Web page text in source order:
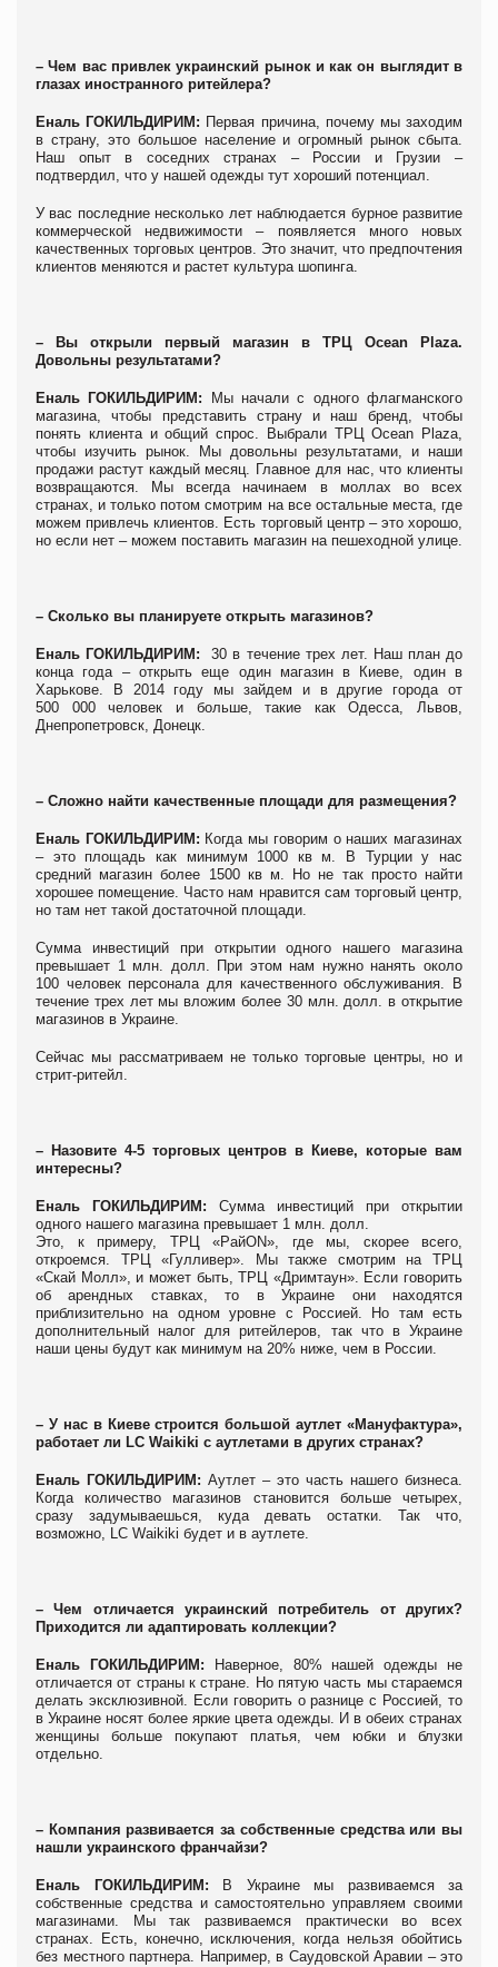
– Чем вас привлек украинский рынок и как он выглядит в
глазах иностранного ритейлера?
Еналь ГОКИЛЬДИРИМ: Первая причина, почему мы заходим
в страну, это большое население и огромный рынок сбыта.
Наш опыт в соседних странах – России и Грузии –
подтвердил, что у нашей одежды тут хороший потенциал.
У вас последние несколько лет наблюдается бурное развитие
коммерческой недвижимости – появляется много новых
качественных торговых центров. Это значит, что предпочтения
клиентов меняются и растет культура шопинга.
– Вы открыли первый магазин в ТРЦ Ocean
Plaza.
Довольны результатами?
Еналь ГОКИЛЬДИРИМ: Мы начали с одного флагманского
магазина, чтобы представить страну и наш бренд, чтобы
понять клиента и общий спрос. Выбрали ТРЦ Ocean Plaza,
чтобы изучить рынок. Мы довольны результатами, и наши
продажи растут каждый месяц. Главное для нас, что клиенты
возвращаются. Мы всегда начинаем в моллах во всех
странах, и только потом смотрим на все остальные места, где
можем привлечь клиентов. Есть торговый центр – это хорошо,
но если нет – можем поставить магазин на пешеходной улице.
– Сколько вы планируете открыть магазинов?
Еналь ГОКИЛЬДИРИМ: 30 в течение трех лет. Наш план до
конца года – открыть еще один магазин в Киеве, один в
Харькове. В 2014 году мы зайдем и в другие города от
500 000 человек и больше, такие как Одесса, Львов,
Днепропетровск, Донецк.
– Сложно найти качественные площади для размещения?
Еналь ГОКИЛЬДИРИМ: Когда мы говорим о наших магазинах
– это площадь как минимум 1000 кв м. В Турции у нас
средний магазин более 1500 кв м. Но не так просто найти
хорошее помещение. Часто нам нравится сам торговый центр,
но там нет такой достаточной площади.
Сумма инвестиций при открытии одного нашего магазина
превышает 1 млн. долл. При этом нам нужно нанять около
100 человек персонала для качественного обcлуживания. В
течение трех лет мы вложим более 30 млн. долл. в открытие
магазинов в Украине.
Сейчас мы рассматриваем не только торговые центры, но и
стрит-ритейл.
– Назовите 4-5 торговых центров в Киеве, которые вам
интересны?
Еналь ГОКИЛЬДИРИМ: Сумма инвестиций при открытии
одного нашего магазина превышает 1 млн. долл.
Это, к примеру, ТРЦ «РайON», где мы, скорее всего,
откроемся. ТРЦ «Гулливер». Мы также смотрим на ТРЦ
«Скай Молл», и может быть, ТРЦ «Дримтаун». Если говорить
об арендных ставках, то в Украине они находятся
приблизительно на одном уровне с Россией. Но там есть
дополнительный налог для ритейлеров, так что в Украине
наши цены будут как минимум на 20% ниже, чем в России.
– У нас в Киеве строится большой аутлет «Мануфактура»,
работает ли LC Waikiki с аутлетами в других странах?
Еналь ГОКИЛЬДИРИМ: Аутлет – это часть нашего бизнеса.
Когда количество магазинов становится больше четырех,
сразу задумываешься, куда девать остатки. Так что,
возможно, LC Waikiki будет и в аутлете.
– Чем отличается украинский потребитель от других?
Приходится ли адаптировать коллекции?
Еналь ГОКИЛЬДИРИМ: Наверное, 80% нашей одежды не
отличается от страны к стране. Но пятую часть мы стараемся
делать эксклюзивной. Если говорить о разнице с Россией, то
в Украине носят более яркие цвета одежды. И в обеих странах
женщины больше покупают платья, чем юбки и блузки
отдельно.
– Компания развивается за собственные средства или вы
нашли украинского франчайзи?
Еналь ГОКИЛЬДИРИМ: В Украине мы развиваемся за
собственные средства и самостоятельно управляем своими
магазинами. Мы так развиваемся практически во всех
странах. Есть, конечно, исключения, когда нельзя обойтись
без местного партнера. Например, в Саудовской Аравии – это